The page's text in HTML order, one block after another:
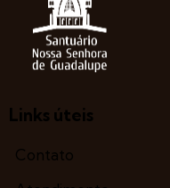
Links úteis
Contato